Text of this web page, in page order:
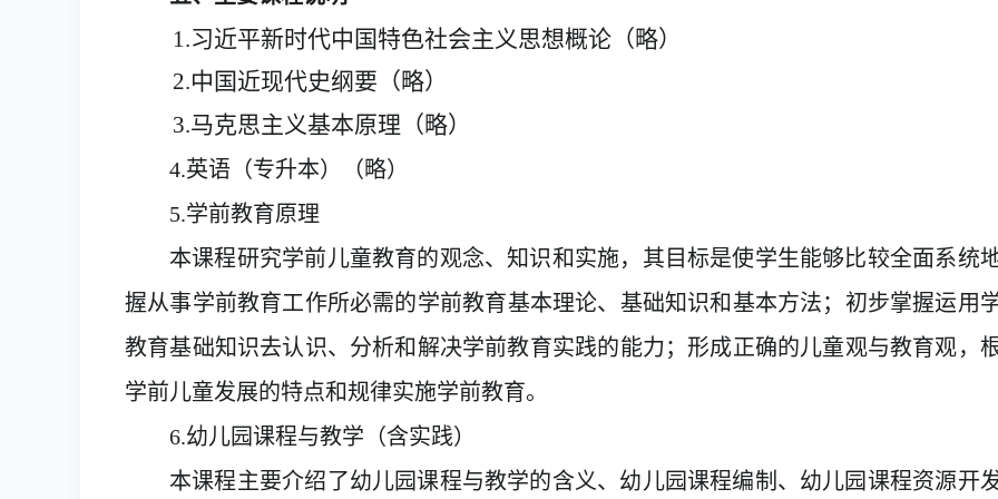
1.习近平新时代中国特色社会主义思想概论 （略）
2.中国近现代史纲要（略）
3.马克思主义基本原理（略）
4.英语（专升本）（略）
5.学前教育原理
本课程研究学前儿童教育的观念、知识和实施，其目标是使学生能够比较全面系统
握从事学前教育工作所必需的学前教育基本理论、基础知识和基本方法；初步掌握运用
教育基础知识去认识、分析和解决学前教育实践的能力；形成正确的儿童观与教育观，
学前儿童发展的特点和规律实施学前教育。
6.幼儿园课程与教学 （含实践）
本课程主要介绍了幼儿园课程与教学的含义、幼儿园课程编制、幼儿园课程资源开发